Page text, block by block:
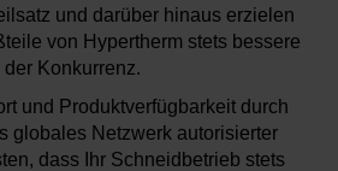
und darüber hinaus erzielen
von Hypertherm stets bessere
Konkurrenz.
und Produktverfügbarkeit durch
globales Netzwerk autorisierter
dass Ihr Schneidbetrieb stets